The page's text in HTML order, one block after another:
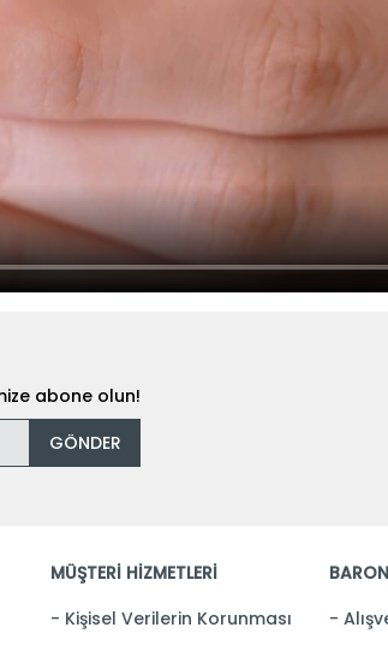
abone olun!
GÖNDER
MÜŞTERİ HİZMETLERİ
Kişisel Verilerin Korunması